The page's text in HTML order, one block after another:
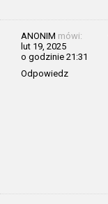
ANONIM mówi:
lut 19, 2025
o godzinie 21:31
Odpowiedz